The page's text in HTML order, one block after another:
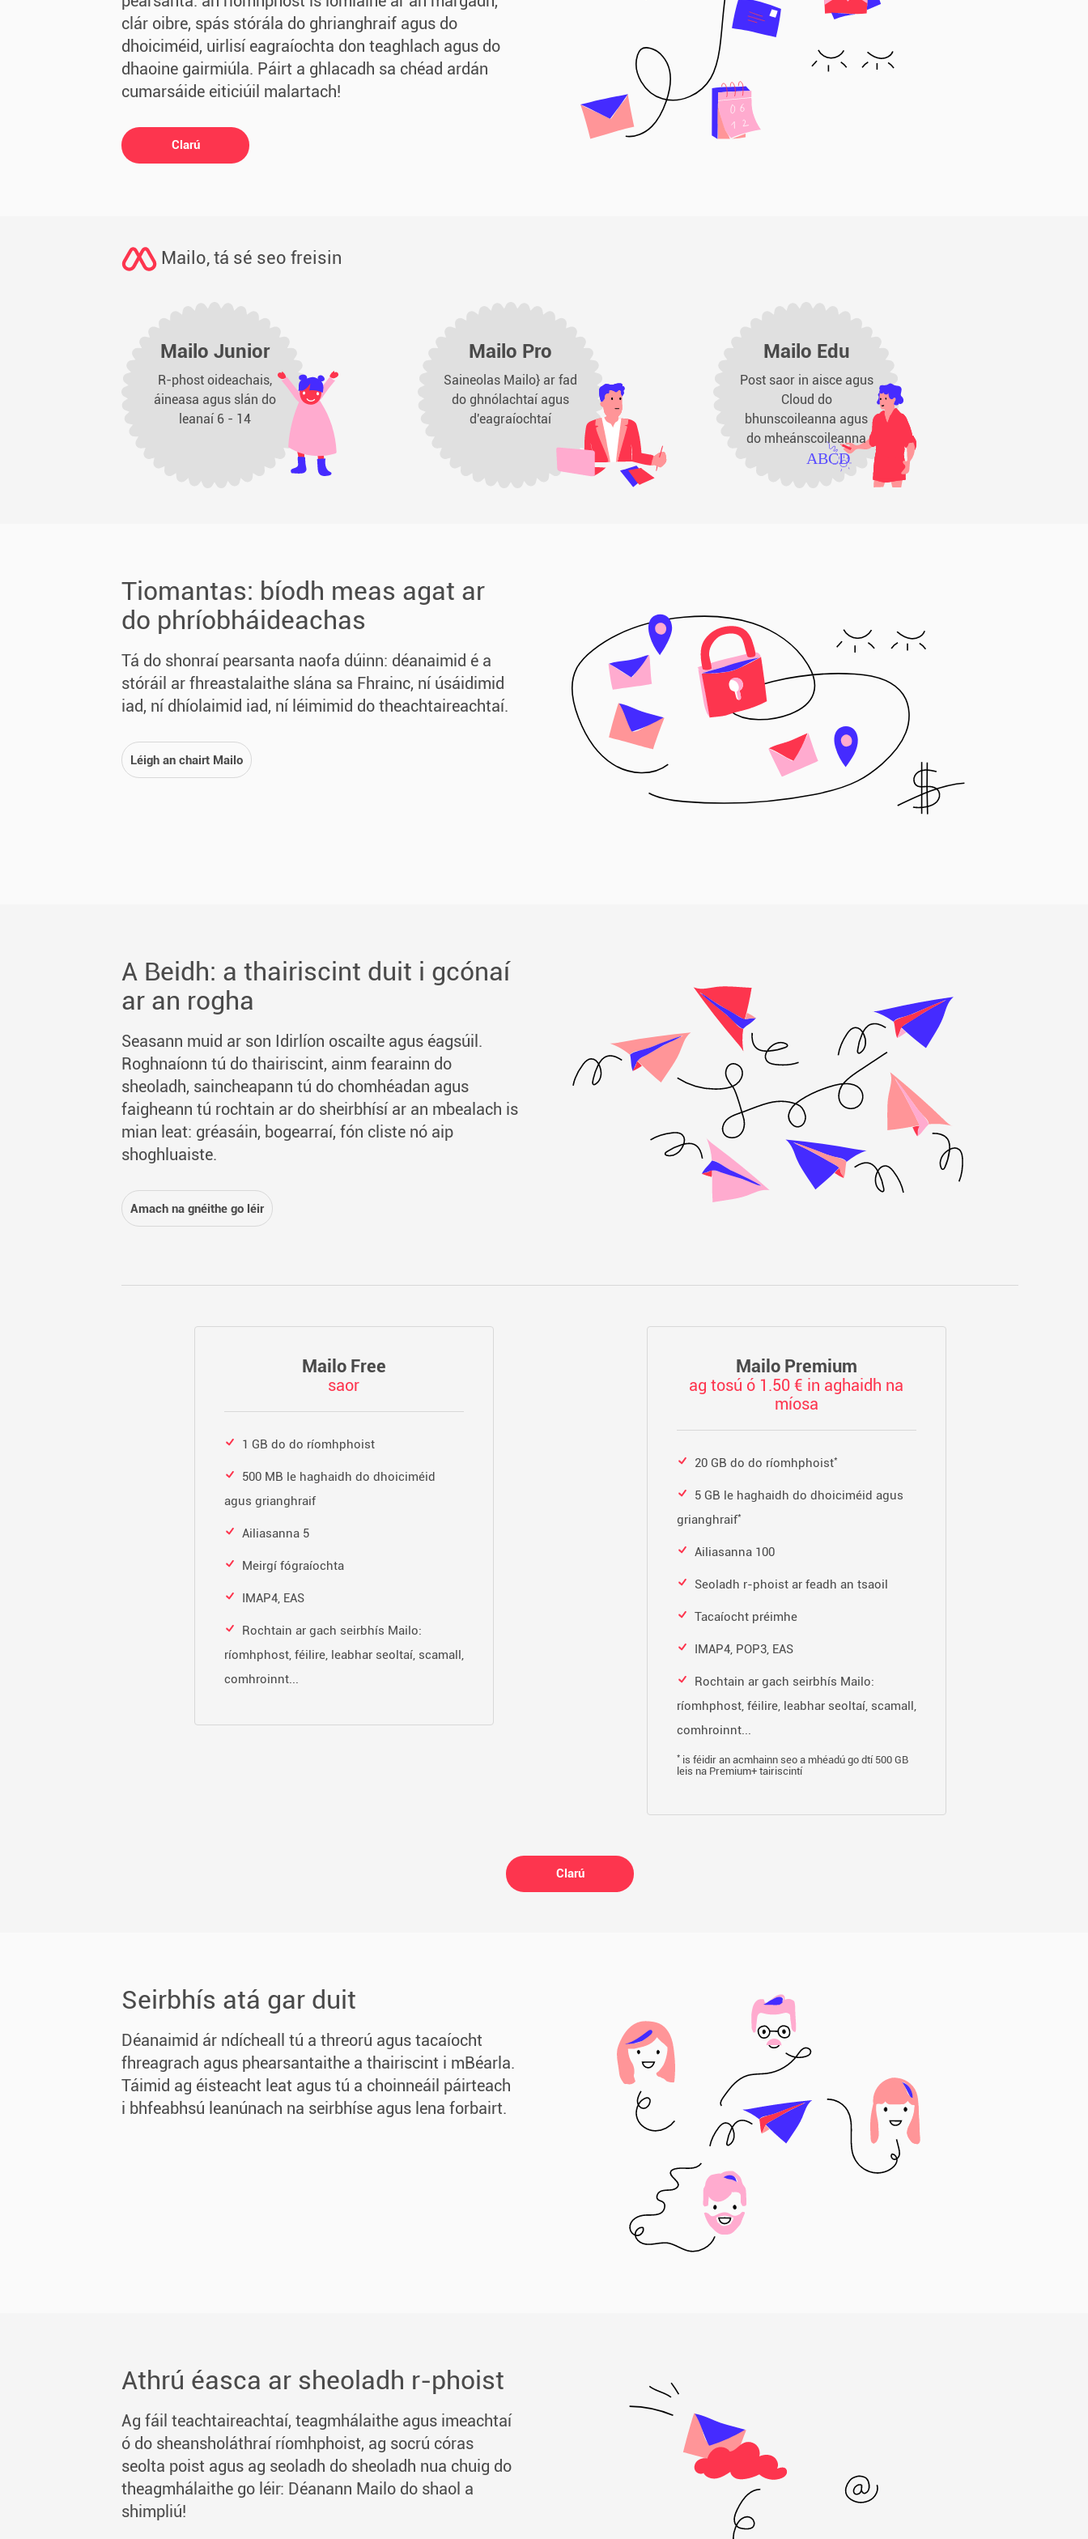
clár oibre, spás stórála do ghrianghraif agus do
dhoiciméid, uirlisí eagraíochta don teaghlach agus do
dhaoine gairmiúla. Páirt a ghlacadh sa chéad ardán
cumarsáide eiticiúil malartach!
Clarú
Mailo, tá sé seo freisin
Mailo Junior
R-phost oideachais,
áineasa agus slán do
leanaí 6 - 14
Mailo Pro
Saineolas Mailo} ar fad
do ghnólachtaí agus
d'eagraíochtaí
Mailo Edu
Post saor in aisce agus
Cloud do
bhunscoileanna agus
do mheánscoileanna
Tiomantas: bíodh meas agat ar
do phríobháideachas
Tá do shonraí pearsanta naofa dúinn: déanaimid é a
stóráil ar fhreastalaithe slána sa Fhrainc, ní úsáidimid
iad, ní dhíolaimid iad, ní léimimid do theachtaireachtaí.
Léigh an chairt Mailo
A Beidh: a thairiscint duit i gcónaí
ar an rogha
Seasann muid ar son Idirlíon oscailte agus éagsúil.
Roghnaíonn tú do thairiscint, ainm fearainn do
sheoladh, saincheapann tú do chomhéadan agus
faigheann tú rochtain ar do sheirbhísí ar an mbealach is
mian leat: gréasáin, bogearraí, fón cliste nó aip
shoghluaiste.
Amach na gnéithe go léir
Mailo Free
saor
1 GB do do ríomhphoist
500 MB le haghaidh do dhoiciméid
agus grianghraif
Ailiasanna 5
Meirgí fógraíochta
IMAP4, EAS
Rochtain ar gach seirbhís Mailo:
ríomhphost, féilire, leabhar seoltaí, scamall,
comhroinnt...
Mailo Premium
ag tosú ó 1.50 € in aghaidh na
míosa
20 GB do do ríomhphoist*
5 GB le haghaidh do dhoiciméid agus
grianghraif*
Ailiasanna 100
Seoladh r-phoist ar feadh an tsaoil
Tacaíocht préimhe
IMAP4, POP3, EAS
Rochtain ar gach seirbhís Mailo:
ríomhphost, féilire, leabhar seoltaí, scamall,
comhroinnt...
*is féidir an acmhainn seo a mhéadú go dtí 500 GB
leis na Premium+ tairiscintí
Clarú
Seirbhís atá gar duit
Déanaimid ár ndícheall tú a threorú agus tacaíocht
fhreagrach agus phearsantaithe a thairiscint i mBéarla.
Táimid ag éisteacht leat agus tú a choinneáil páirteach
i bhfeabhsú leanúnach na seirbhíse agus lena forbairt.
Athrú éasca ar sheoladh r-phoist
Ag fáil teachtaireachtaí, teagmhálaithe agus imeachtaí
ó do sheansholáthraí ríomhphoist, ag socrú córas
seolta poist agus ag seoladh do sheoladh nua chuig do
theagmhálaithe go léir: Déanann Mailo do shaol a
shimpliú!